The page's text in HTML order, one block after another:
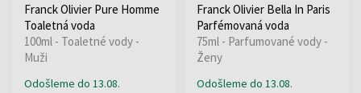
Franck Olivier Pure Homme
Toaletná voda
100ml - Toaletné vody -
Muži
Odošleme do 13.08.
Franck Olivier Bella In Paris
Parfémovaná voda
75ml - Parfumované vody -
Ženy
Odošleme do 13.08.